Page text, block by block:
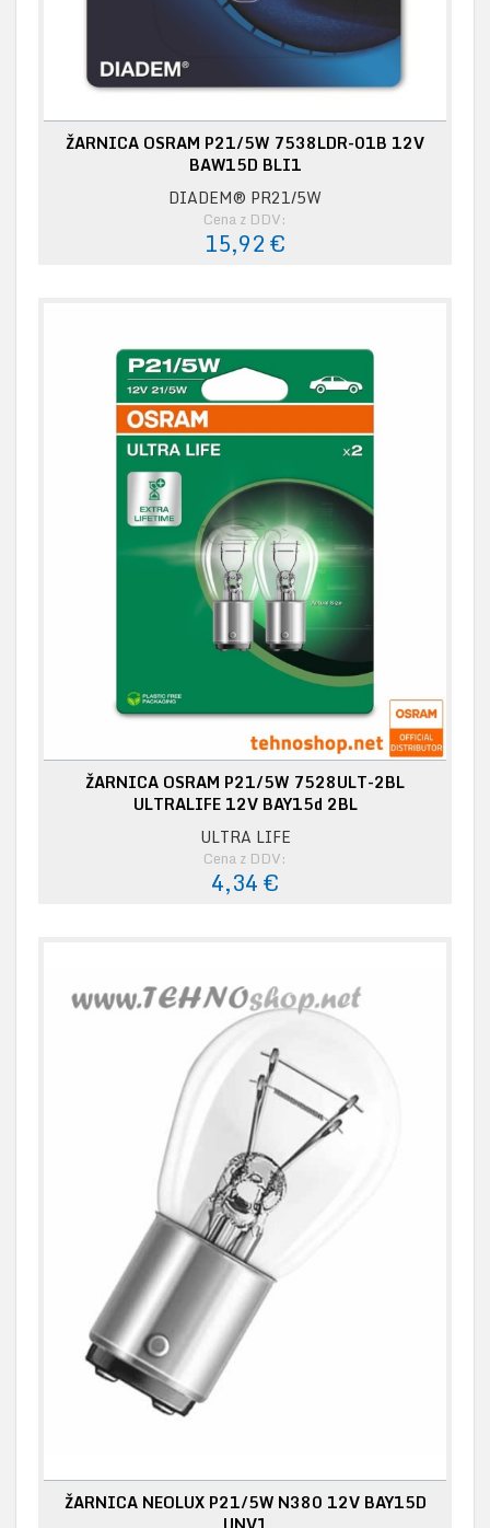
ŽARNICA OSRAM P21/5W 7538LDR-01B 12V
BAW15D BLI1
DIADEM® PR21/5W
Cena z DDV:
15,92 €
ŽARNICA OSRAM P21/5W 7528ULT-2BL
ULTRALIFE 12V BAY15d 2BL
ULTRA LIFE
Cena z DDV:
4,34 €
ŽARNICA NEOLUX P21/5W N380 12V BAY15D